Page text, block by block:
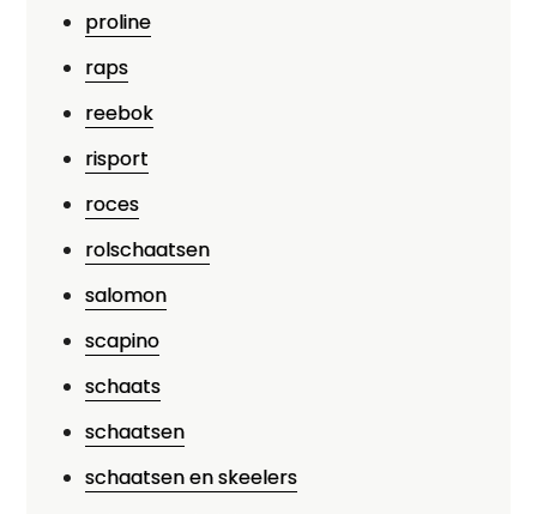
proline
raps
reebok
risport
roces
rolschaatsen
salomon
scapino
schaats
schaatsen
schaatsen en skeelers